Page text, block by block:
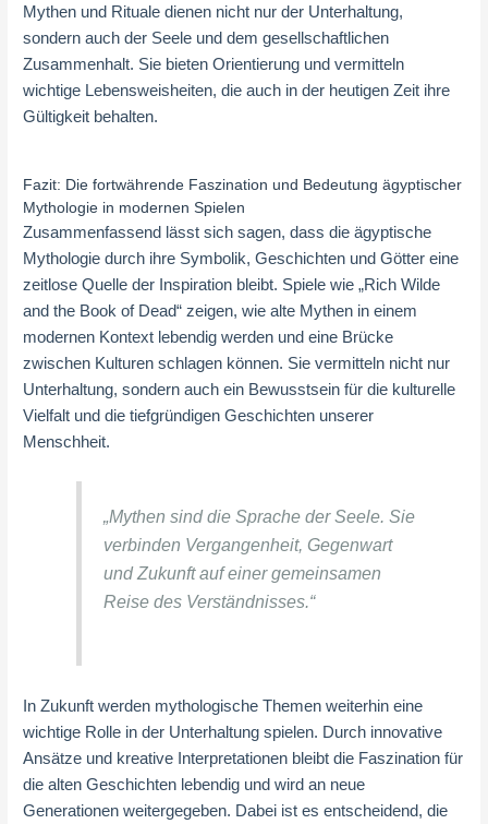
Mythen und Rituale dienen nicht nur der Unterhaltung,
sondern auch der Seele und dem gesellschaftlichen
Zusammenhalt. Sie bieten Orientierung und vermitteln
wichtige Lebensweisheiten, die auch in der heutigen Zeit ihre
Gültigkeit behalten.
Fazit: Die fortwährende Faszination und Bedeutung ägyptischer
Mythologie in modernen Spielen
Zusammenfassend lässt sich sagen, dass die ägyptische
Mythologie durch ihre Symbolik, Geschichten und Götter eine
zeitlose Quelle der Inspiration bleibt. Spiele wie „Rich Wilde
and the Book of Dead“ zeigen, wie alte Mythen in einem
modernen Kontext lebendig werden und eine Brücke
zwischen Kulturen schlagen können. Sie vermitteln nicht nur
Unterhaltung, sondern auch ein Bewusstsein für die kulturelle
Vielfalt und die tiefgründigen Geschichten unserer
Menschheit.
„Mythen sind die Sprache der Seele. Sie
verbinden Vergangenheit, Gegenwart
und Zukunft auf einer gemeinsamen
Reise des Verständnisses.“
In Zukunft werden mythologische Themen weiterhin eine
wichtige Rolle in der Unterhaltung spielen. Durch innovative
Ansätze und kreative Interpretationen bleibt die Faszination für
die alten Geschichten lebendig und wird an neue
Generationen weitergegeben. Dabei ist es entscheidend, die